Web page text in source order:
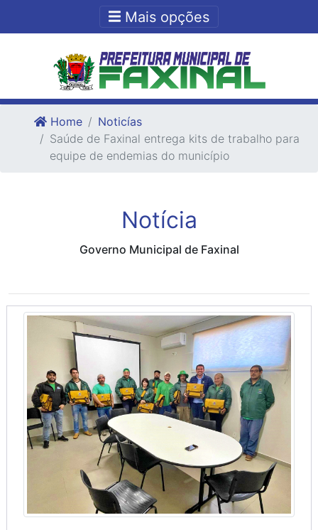
Ir para o fim do conteudo
Mais opções
Home
Noticías
Saúde de Faxinal entrega kits de trabalho para
equipe de endemias do município
Notícia
Governo Municipal de Faxinal